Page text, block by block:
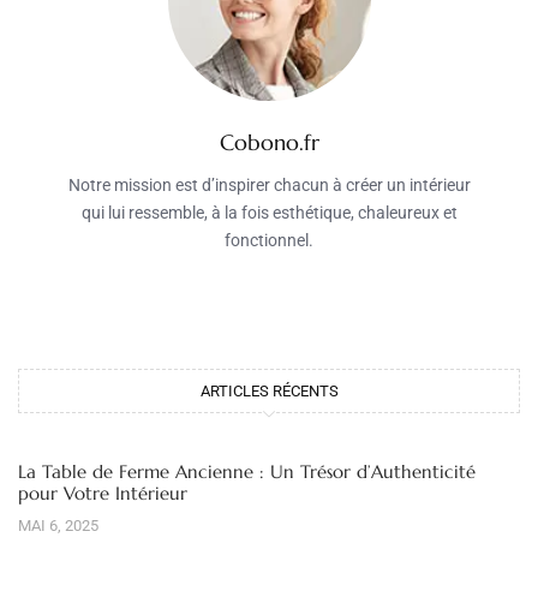
Cobono.fr
Notre mission est d’inspirer chacun à créer un intérieur
qui lui ressemble, à la fois esthétique, chaleureux et
fonctionnel.
ARTICLES RÉCENTS
La Table de Ferme Ancienne : Un Trésor d’Authenticité
pour Votre Intérieur
MAI 6, 2025